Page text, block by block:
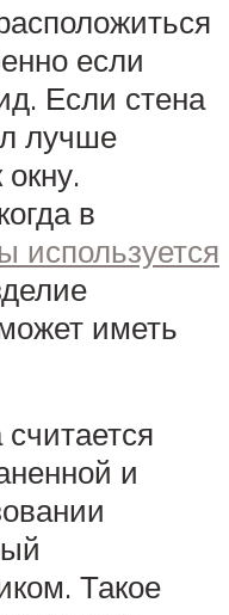
если
Если стена
лучше
в
используется
иметь
и
Такое